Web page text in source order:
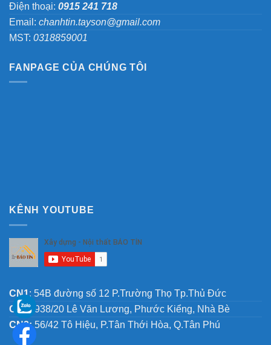
Điện thoại: 0915 241 718
Email: chanhtin.tayson@gmail.com
MST: 0318859001
FANPAGE CỦA CHÚNG TÔI
KÊNH YOUTUBE
CN1: 54B đường số 12 P.Trường Thọ Tp.Thủ Đức
CN2: 938/20 Lê Văn Lương, Phước Kiểng, Nhà Bè
CN3:56/42 Tô Hiệu, P.Tân Thới Hòa, Q.Tân Phú